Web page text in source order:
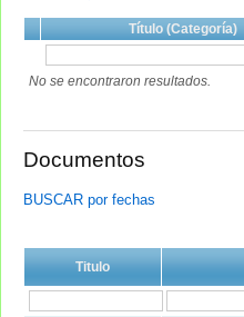
Título (Categoría)
No se encontraron resultados.
Documentos
BUSCAR por fechas
Titulo